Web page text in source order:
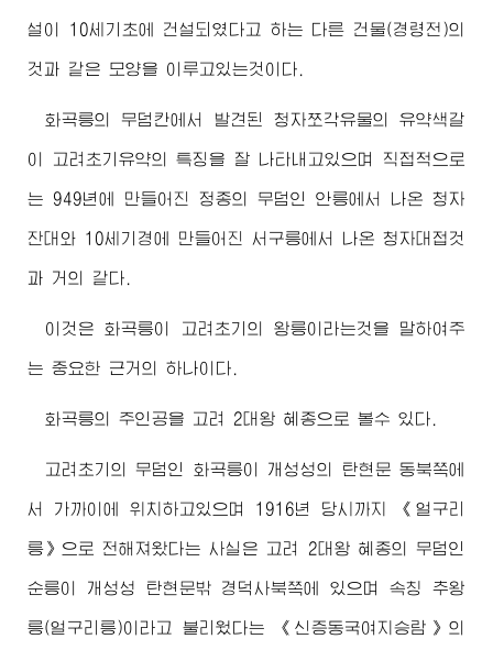
설이 10세기초에 건설되였다고 하는 다른 건물(경령전)의
것과 같은 모양을 이루고있는것이다.
화곡릉의 무덤칸에서 발견된 청자쪼각유물의 유약색갈
이 고려초기유약의 특징을 잘 나타내고있으며 직접적으로
는 949년에 만들어진 정종의 무덤인 안릉에서 나온 청자
잔대와 10세기경에 만들어진 서구릉에서 나온 청자대접것
과 거의 같다.
이것은 화곡릉이 고려초기의 왕릉이라는것을 말하여주
는 중요한 근거의 하나이다.
화곡릉의 주인공을 고려 2대왕 혜종으로 볼수 있다.
고려초기의 무덤인 화곡릉이 개성성의 탄현문 동북쪽에
서 가까이에 위치하고있으며 1916년 당시까지 《얼구리
릉》으로 전해져왔다는 사실은 고려 2대왕 혜종의 무덤인
순릉이 개성성 탄현문밖 경덕사북쪽에 있으며 속칭 추왕
릉(얼구리릉)이라고 불리웠다는 《신증동국여지승람》의